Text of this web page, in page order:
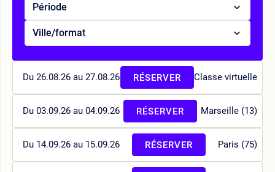
Période
Ville/format
Du 26.08.26 au 27.08.26 Classe virtuelle
RÉSERVER
Du 03.09.26 au 04.09.26 Marseille (13)
RÉSERVER
Du 14.09.26 au 15.09.26 Paris (75)
RÉSERVER